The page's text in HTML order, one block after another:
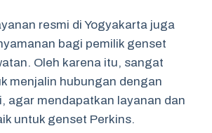
resmi di Yogyakarta juga
bagi pemilik genset
Oleh karena itu, sangat
menjalin hubungan dengan
agar mendapatkan layanan dan
untuk genset Perkins.